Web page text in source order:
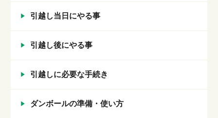
引越し当日にやる事
引越し後にやる事
引越しに必要な手続き
ダンボールの準備・使い方